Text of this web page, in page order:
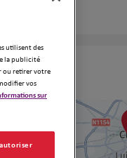
utilisent des
la publicité
ou retirer votre
vos
sur